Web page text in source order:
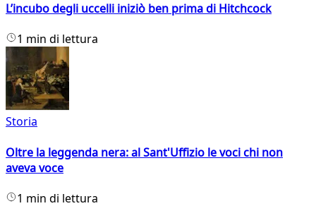
L’incubo degli uccelli iniziò ben prima di Hitchcock
1 min di lettura
Storia
Oltre la leggenda nera: al Sant'Uffizio le voci chi non
aveva voce
1 min di lettura